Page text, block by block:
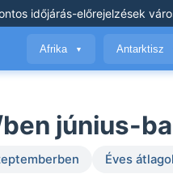
időjárás-előrejelzések
Afrika ▼ Antarktisz
június-
Éves